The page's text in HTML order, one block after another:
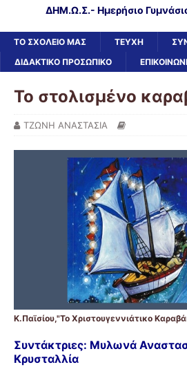
ΔΗΜ.Ω.Σ.- Ημερήσιο
ΤΟ ΣΧΟΛΕΙΟ ΜΑΣ ΤΕΥΧΗ
ΔΙΔΑΚΤΙΚΟ ΠΡΟΣΩΠΙΚΟ
Το στολισμένο
ΤΖΩΝΗ ΑΝΑΣΤΑΣΙΑ
Κ.Παϊσίου,"Το Χριστουγεννιάτικο
Συντάκτριες: Μυλωνά
Κρυσταλλία